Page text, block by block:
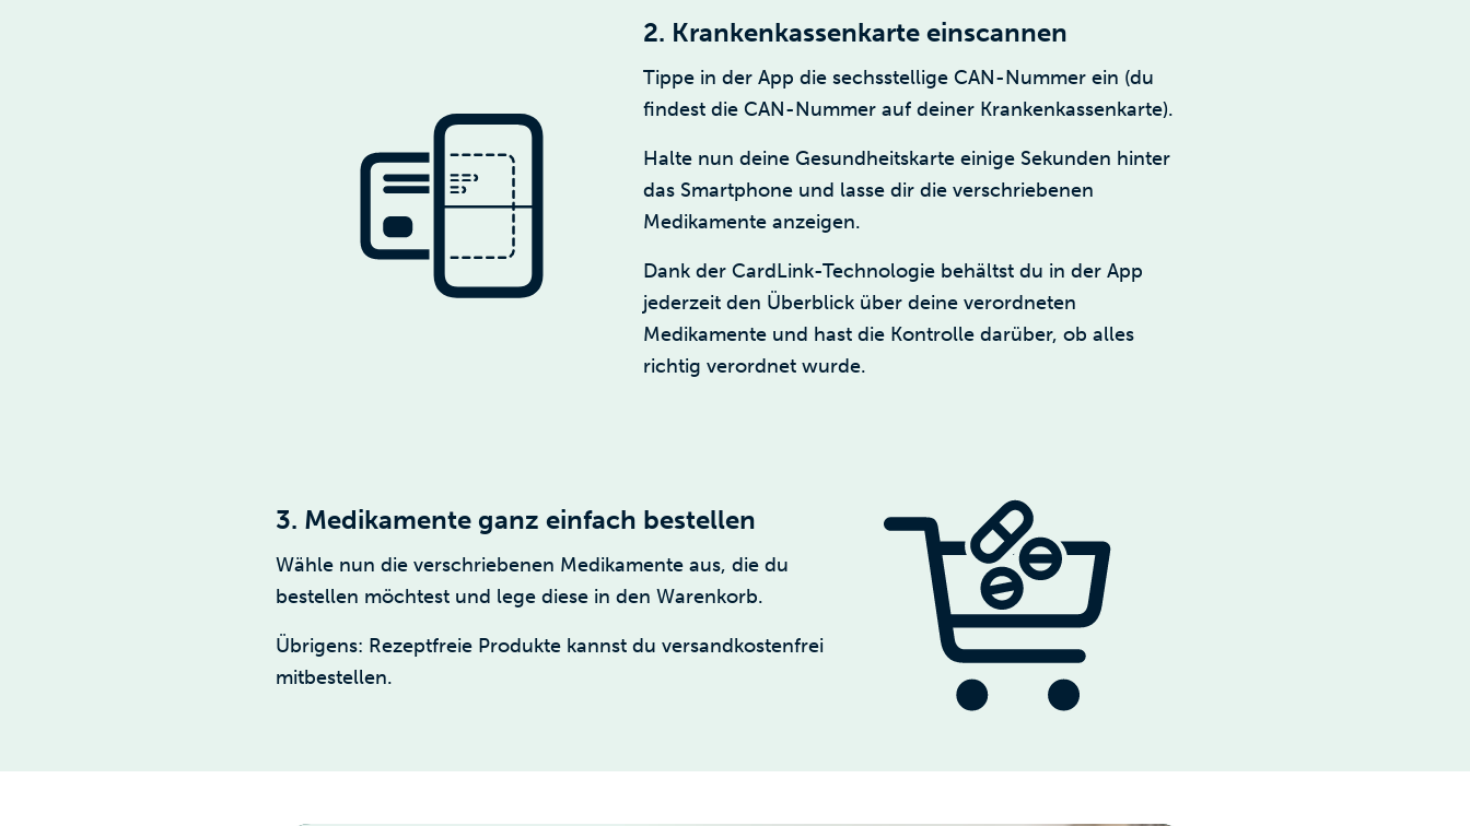
2. Krankenkassenkarte einscannen
Tippe in der App die sechsstellige CAN-Nummer ein (du
findest die CAN-Nummer auf deiner Krankenkassenkarte).
Halte nun deine Gesundheitskarte einige Sekunden hinter
das Smartphone und lasse dir die verschriebenen
Medikamente anzeigen.
Dank der CardLink-Technologie behältst du in der App
jederzeit den Überblick über deine verordneten
Medikamente und hast die Kontrolle darüber, ob alles
richtig verordnet wurde.
3. Medikamente ganz einfach bestellen
Wähle nun die verschriebenen Medikamente aus, die du
bestellen möchtest und lege diese in den Warenkorb.
Übrigens: Rezeptfreie Produkte kannst du versandkostenfrei
mitbestellen.